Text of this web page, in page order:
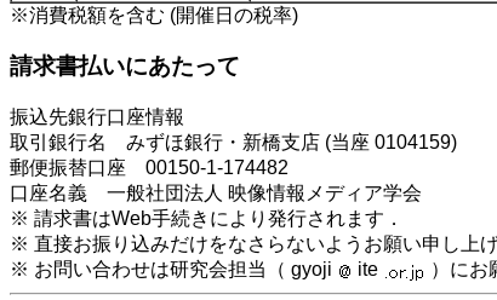
※消費税額を含む (開催日の税率)
請求書払いにあたって
振込先銀行口座情報
取引銀行名 みずほ銀行・新橋支店 (当座 0104159)
郵便振替口座 00150-1-174482
口座名義 一般社団法人 映像情報メディア学会
※ 請求書はWeb手続きにより発行されます．
※ 直接お振り込みだけをなさらないようお願い申し上げ
※ お問い合わせは研究会担当（ gyoji
ite ）にお